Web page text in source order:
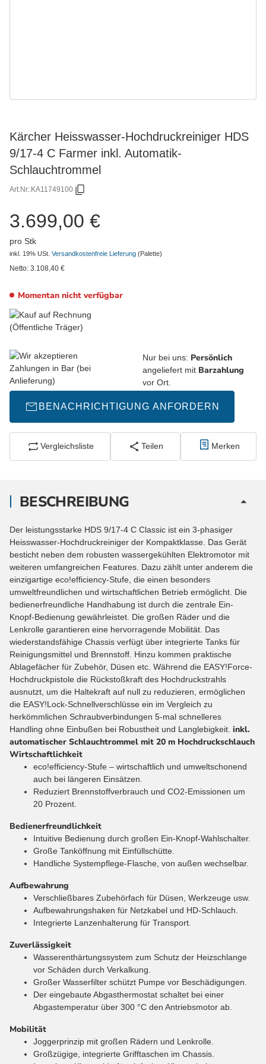
Kärcher Heisswasser-Hochdruckreiniger HDS
9/17-4 C Farmer inkl. Automatik-
Schlauchtrommel
Art.Nr.:KA11749100
3.699,00 €
pro Stk
inkl. 19% USt. Versandkostenfreie Lieferung (Palette)
Netto: 3.108,40 €
Momentan nicht verfügbar
Nur bei uns: Persönlich
angeliefert mit Barzahlung
vor Ort.
BENACHRICHTIGUNG ANFORDERN
Vergleichsliste Teilen Merken
BESCHREIBUNG
Der leistungsstarke HDS 9/17-4 C Classic ist ein 3-phasiger
Heisswasser-Hochdruckreiniger der Kompaktklasse. Das Gerät
besticht neben dem robusten wassergekühlten Elektromotor mit
weiteren umfangreichen Features. Dazu zählt unter anderem die
einzigartige eco!efficiency-Stufe, die einen besonders
umweltfreundlichen und wirtschaftlichen Betrieb ermöglicht. Die
bedienerfreundliche Handhabung ist durch die zentrale Ein-
Knopf-Bedienung gewährleistet. Die großen Räder und die
Lenkrolle garantieren eine hervorragende Mobilität. Das
wiederstandsfähige Chassis verfügt über integrierte Tanks für
Reinigungsmittel und Brennstoff. Hinzu kommen praktische
Ablagefächer für Zubehör, Düsen etc. Während die EASY!Force-
Hochdruckpistole die Rückstoßkraft des Hochdruckstrahls
ausnutzt, um die Haltekraft auf null zu reduzieren, ermöglichen
die EASY!Lock-Schnellverschlüsse ein im Vergleich zu
herkömmlichen Schraubverbindungen 5-mal schnelleres
Handling ohne Einbußen bei Robustheit und Langlebigkeit. inkl.
automatischer Schlauchtrommel mit 20 m Hochdruckschlauch
Wirtschaftlichkeit
eco!efficiency-Stufe – wirtschaftlich und umweltschonend
auch bei längeren Einsätzen.
Reduziert Brennstoffverbrauch und CO2-Emissionen um
20 Prozent.
Bedienerfreundlichkeit
Intuitive Bedienung durch großen Ein-Knopf-Wahlschalter.
Große Tanköffnung mit Einfüllschütte.
Handliche Systempflege-Flasche, von außen wechselbar.
Aufbewahrung
Verschließbares Zubehörfach für Düsen, Werkzeuge usw.
Aufbewahrungshaken für Netzkabel und HD-Schlauch.
Integrierte Lanzenhalterung für Transport.
Zuverlässigkeit
Wasserenthärtungssystem zum Schutz der Heizschlange
vor Schäden durch Verkalkung.
Großer Wasserfilter schützt Pumpe vor Beschädigungen.
Der eingebaute Abgasthermostat schaltet bei einer
Abgastemperatur über 300 °C den Antriebsmotor ab.
Mobilität
Joggerprinzip mit großen Rädern und Lenkrolle.
Großzügige, integrierte Grifftaschen im Chassis.